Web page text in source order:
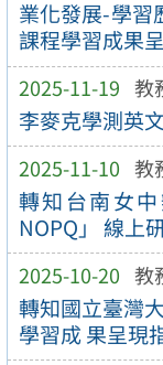
業化發展-學
課程學習成果
2025-11-19 教
李麥克學測英
2025-11-10 教
轉知台南女
NOPQ」 線上
2025-10-20 教
轉知國立臺灣
學習成 果呈現